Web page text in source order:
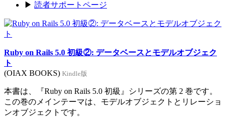
▶ 読者サポートページ
Ruby on Rails 5.0 初級②: データベースとモデルオブジェク
ト
(OIAX BOOKS) Kindle版
本書は、『Ruby on Rails 5.0 初級』シリーズの第 2 巻です。
この巻のメインテーマは、モデルオブジェクトとリレーショ
ンオブジェクトです。